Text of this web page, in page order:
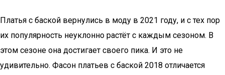
Платья с баской вернулись в моду в 2021 году, и с тех пор
их популярность неуклонно растёт с каждым сезоном. В
этом сезоне она достигает своего пика. И это не
удивительно. Фасон платьев с баской 2018 отличается